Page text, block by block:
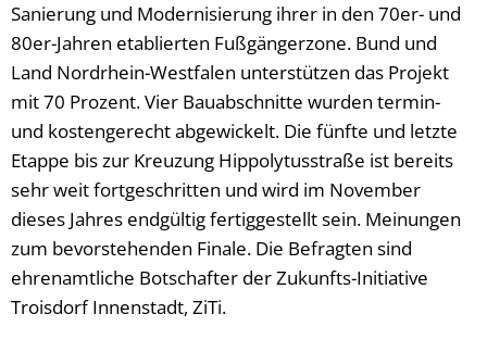
Sanierung und Modernisierung ihrer in den 70er- und
80er-Jahren etablierten Fußgängerzone. Bund und
Land Nordrhein-Westfalen unterstützen das Projekt
mit 70 Prozent. Vier Bauabschnitte wurden termin-
und kostengerecht abgewickelt. Die fünfte und letzte
Etappe bis zur Kreuzung Hippolytusstraße ist bereits
sehr weit fortgeschritten und wird im November
dieses Jahres endgültig fertiggestellt sein. Meinungen
zum bevorstehenden Finale. Die Befragten sind
ehrenamtliche Botschafter der Zukunfts-Initiative
Troisdorf Innenstadt, ZiTi.